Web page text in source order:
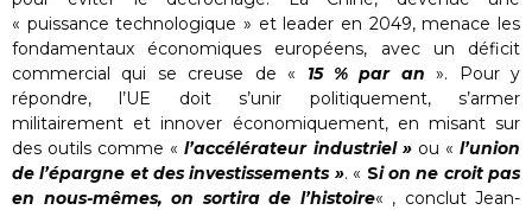
« puissance technologique » et leader en 2049, menace les
fondamentaux économiques européens, avec un déficit
commercial qui se creuse de « 15 % par an ». Pour y
répondre, l’UE doit s’unir politiquement, s’armer
militairement et innover économiquement, en misant sur
des outils comme «l’accélérateur industriel »ou «l’union
de l’épargne et des investissements ». « Si on ne croit pas
en nous-mêmes, on sortira de l’histoire« , conclut Jean-